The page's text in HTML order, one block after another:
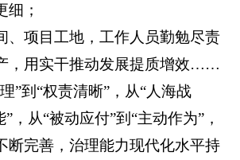
细；
、项目工地，工作人员勤勉尽责
，用实干推动发展提质增效……
”到“权责清晰”，从“人海战
，从“被动应付”到“主动作为”，
断完善，治理能力现代化水平持